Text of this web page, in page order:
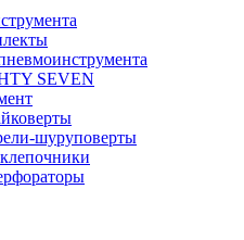
SEVEN
шуруповерты